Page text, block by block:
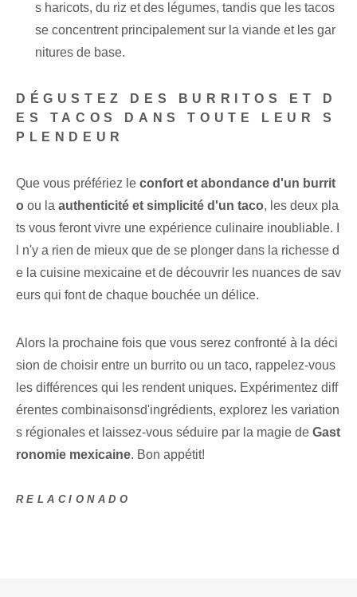
s haricots, du riz et des légumes, tandis que les tacos
se concentrent principalement sur la viande et les gar
nitures de base.
DÉGUSTEZ DES BURRITOS ET D
ES TACOS DANS TOUTE LEUR S
PLENDEUR
Que vous préfériez le confort et abondance d'un burrit
o ou la authenticité et simplicité d'un taco, les deux pla
ts vous feront vivre une expérience culinaire inoubliable. I
l n'y a rien de mieux que de se plonger dans la richesse d
e la cuisine mexicaine et de découvrir les nuances de sav
eurs qui font de chaque bouchée un délice.
Alors la prochaine fois que vous serez confronté à la déci
sion de choisir entre un burrito ou un taco, rappelez-vous
les différences qui les rendent uniques. Expérimentez diff
érentes ‌combinaisons‌d'ingrédients, explorez les variation
s régionales et laissez-vous séduire par la ⁣magie de Gast
ronomie mexicaine. Bon appétit!
RELACIONADO